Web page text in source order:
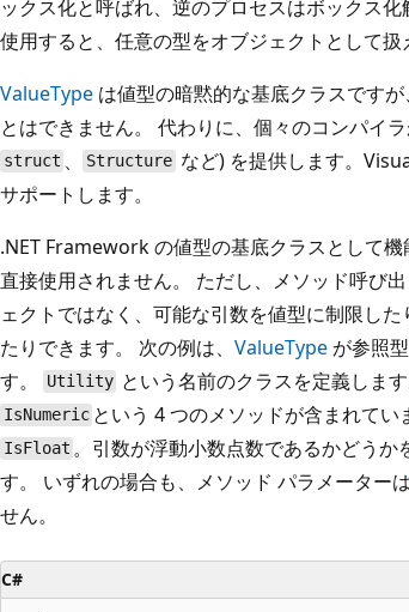
ックス化と呼ばれ、逆のプロセスはボックス
使用すると、任意の型をオブジェクトとして扱
ValueType は値型の暗黙的な基底クラスですが、
とはできません。 代わりに、個々のコンパイ
struct 、 Structure など) を提供します。
サポートします。
.NET Framework の値型の基底クラスとして機
直接使用されません。 ただし、メソッド呼び
ェクトではなく、可能な引数を値型に制限し
たりできます。 次の例は、 ValueType が参照
す。
Utility という名前のクラスを定義しま
IsNumeric という 4 つのメソッドが含まれてい
IsFloat 。引数が浮動小数点数であるかどうか
す。 いずれの場合も、メソッド パラメーターは
せん。
C#